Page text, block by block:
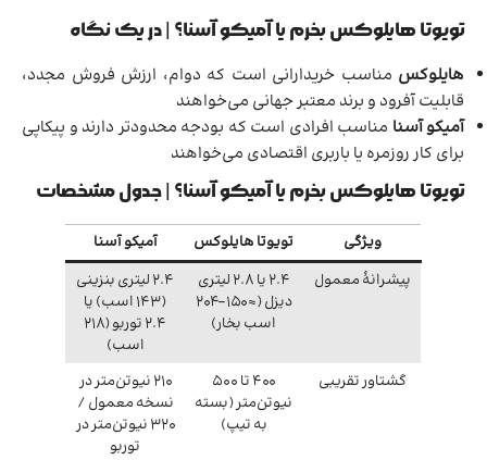
تویوتا هایلوکس بخرم یا آمیکو آسنا؟ | در یک نگاه
هایلوکس مناسب خریدارانی است که دوام، ارزش فروش مجدد،
قابلیت آفرود و برند معتبر جهانی می‌خواهند
آمیکو آسنا مناسب افرادی است که بودجه محدودتر دارند و پیکاپی
برای کار روزمره یا باربری اقتصادی می‌خواهند
تویوتا هایلوکس بخرم یا آمیکو آسنا؟ | جدول مشخصات
ویژگی تویوتا هایلوکس
آمیکو آسنا
پیشرانهٔ معمول
2.4 یا 2.8 لیتری
دیزل (≈150–204
اسب بخار)
2.4 لیتری بنزینی
(143 اسب) یا
2.4 توربو (218
اسب)
گشتاور تقریبی
400 تا 500
نیوتن‌متر (بسته
به تیپ)
210 نیوتن‌متر در
نسخه معمول /
320 نیوتن‌متر در
توربو